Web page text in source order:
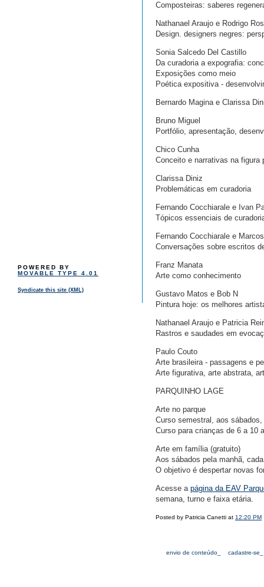
POWERED BY
MOVABLE TYPE 4.01
Syndicate this site (XML)
Composteiras: saberes
Nathanael Araujo e Rodrigo
Design. designers negres:
Sonia Salcedo Del Castillo
Da curadoria a expografia:
Exposições como meio
Poética expositiva -
Bernardo Magina e Clarissa
Bruno Miguel
Portfólio, apresentação,
Chico Cunha
Conceito e narrativas na figura
Clarissa Diniz
Problemáticas em curadoria
Fernando Cocchiarale e Ivan
Tópicos essenciais de
Fernando Cocchiarale e
Conversações sobre escritos
Franz Manata
Arte como conhecimento
Gustavo Matos e Bob N
Pintura hoje: os melhores
Nathanael Araujo e Patricia
Rastros e saudades em
Paulo Couto
Arte brasileira - passagens e
Arte figurativa, arte abstrata,
PARQUINHO LAGE
Arte no parque
Curso semestral, aos
Curso para crianças de 6 a 10
Arte em família (gratuito)
Aos sábados pela manhã,
O objetivo é despertar novas
Acesse a página da EAV
semana, turno e faixa etária.
Posted by Patricia Canetti at 12:20 PM
envio de conteúdo_ cadastre-se_